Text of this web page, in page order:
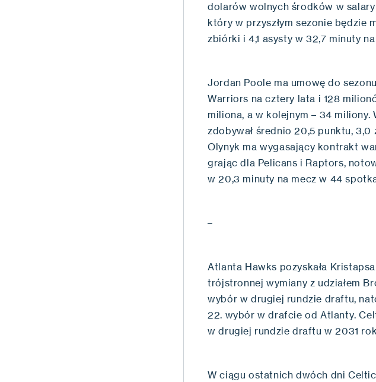
dolarów wolnych środków w
który w przyszłym sezonie będzie
zbiórki i 4,1 asysty w 32,7 minuty
Jordan Poole ma umowę do
Warriors na cztery lata i 128
miliona, a w kolejnym – 34 miliony.
zdobywał średnio 20,5 punktu,
Olynyk ma wygasający kontrakt
grając dla Pelicans i Raptors,
w 20,3 minuty na mecz w 44
–
Atlanta Hawks pozyskała
trójstronnej wymiany z udziałem
wybór w drugiej rundzie draftu,
22. wybór w drafcie od Atlanty.
w drugiej rundzie draftu w 2031
W ciągu ostatnich dwóch dni